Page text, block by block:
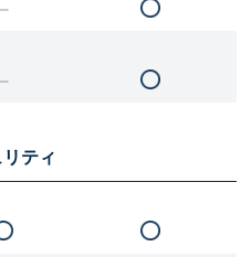
ティ